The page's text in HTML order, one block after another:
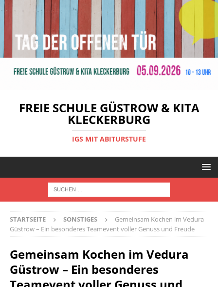
FREIE SCHULE GÜSTROW & KITA
KLECKERBURG
IGS MIT ABITURSTUFE
STARTSEITE SONSTIGES
Gemeinsam Kochen im Vedura
Güstrow – Ein besonderes Teamevent voller Genuss und Freude
Gemeinsam Kochen im Vedura
Güstrow – Ein besonderes